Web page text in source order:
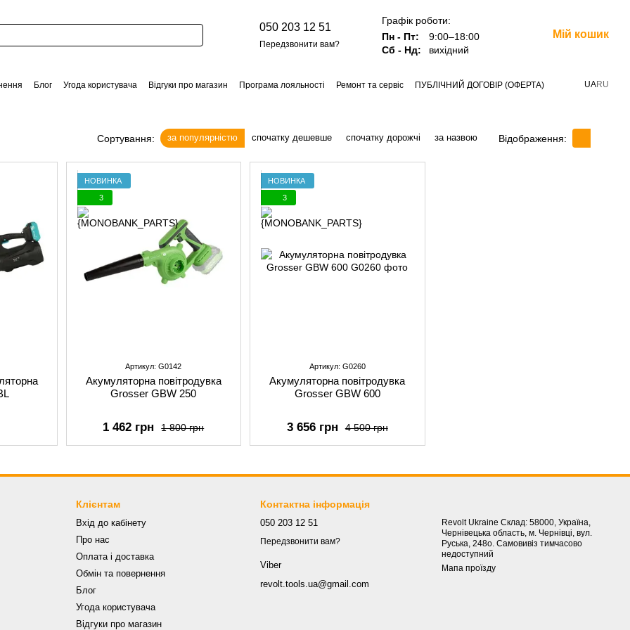
050 203 12 51
Передзвонити вам?
Графік роботи:
Пн - Пт:
9:00–18:00
Сб - Нд:
вихідний
Мій кошик
Блог Угода користувача Відгуки про магазин Програма лояльності Ремонт та сервіс
ПУБЛІЧНИЙ ДОГОВІР (ОФЕРТА)
UARU
Сортування: за популярністю спочатку дешевше спочатку дорожчі за назвою Відображення:
НОВИНКА
3
Артикул: G0142
Акумуляторна повітродувка
Grosser GBW 250
1 800 грн
1 462 грн
НОВИНКА
3
Артикул: G0260
Акумуляторна повітродувка
Grosser GBW 600
4 500 грн
3 656 грн
Клієнтам
Вхід до кабінету
Про нас
Оплата і доставка
Обмін та повернення
Блог
Угода користувача
Відгуки про магазин
Контактна інформація
050 203 12 51
Передзвонити вам?
Viber
revolt.tools.ua@gmail.com
Revolt Ukraine Склад: 58000, Україна,
Чернівецька область, м. Чернівці, вул.
Руська, 248о. Самовивіз тимчасово
недоступний
Мапа проїзду